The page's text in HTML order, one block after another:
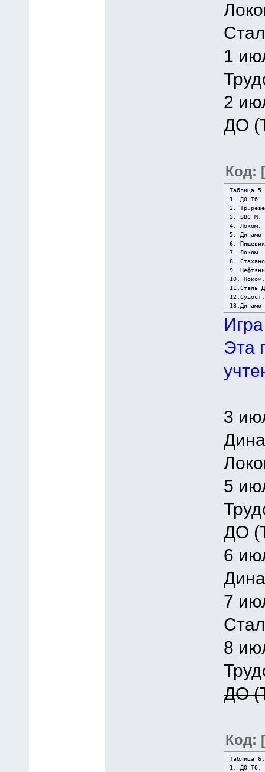
1
2
ДО
Код:
Таблица
1. ДО Тб.
2.
3. ВВС М.
4.
5.
6.
7.
8.
9.
10.
11.Сталь
Эта
3
5
ДО
6
7
8
ДО
Код:
Таблица
1. ДО Тб.